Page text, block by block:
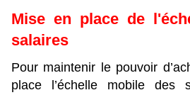
Mise en place de
salaires
Pour maintenir le pouvoir
place l’échelle mobile des